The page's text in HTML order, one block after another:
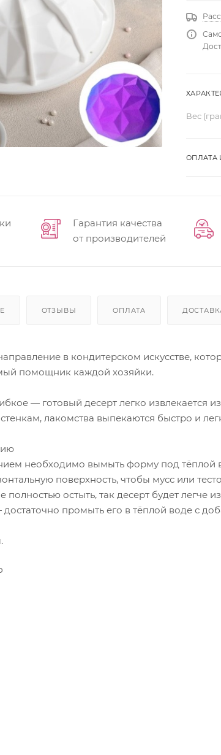
Вес
ОПЛАТА
Гарантия качества
от производителей
ОТЗЫВЫ ОПЛАТА
в кондитерском искусстве,
помощник каждой хозяйки.
— готовый десерт легко извлекается
лакомства выпекаются быстро и
необходимо вымыть форму под тёплой
поверхность, чтобы мусс или
остыть, так десерт будет легче
промыть его в тёплой воде с